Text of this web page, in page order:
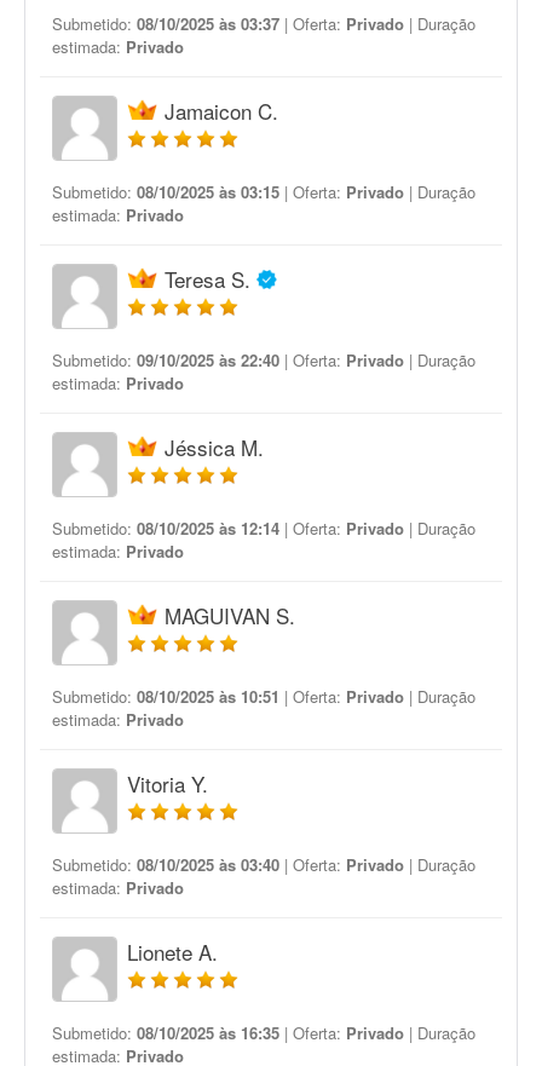
Submetido: 08/10/2025 às 03:37 | Oferta: Privado | Duração
estimada: Privado
Jamaicon C.
Submetido: 08/10/2025 às 03:15 | Oferta: Privado | Duração
estimada: Privado
Teresa S.
Submetido: 09/10/2025 às 22:40 | Oferta: Privado | Duração
estimada: Privado
Jéssica M.
Submetido: 08/10/2025 às 12:14 | Oferta: Privado | Duração
estimada: Privado
MAGUIVAN S.
Submetido: 08/10/2025 às 10:51 | Oferta: Privado | Duração
estimada: Privado
Vitoria Y.
Submetido: 08/10/2025 às 03:40 | Oferta: Privado | Duração
estimada: Privado
Lionete A.
Submetido: 08/10/2025 às 16:35 | Oferta: Privado | Duração
estimada: Privado